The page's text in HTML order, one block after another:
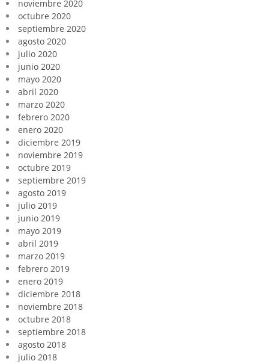
noviembre 2020
octubre 2020
septiembre 2020
agosto 2020
julio 2020
junio 2020
mayo 2020
abril 2020
marzo 2020
febrero 2020
enero 2020
diciembre 2019
noviembre 2019
octubre 2019
septiembre 2019
agosto 2019
julio 2019
junio 2019
mayo 2019
abril 2019
marzo 2019
febrero 2019
enero 2019
diciembre 2018
noviembre 2018
octubre 2018
septiembre 2018
agosto 2018
julio 2018